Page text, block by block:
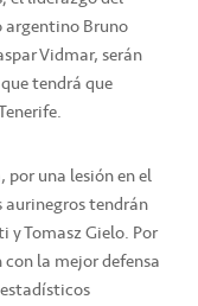
Bruno
Vidmar, serán
tendrá que
por una lesión en el
aurinegros tendrán
y Tomasz Gielo. Por
la mejor defensa